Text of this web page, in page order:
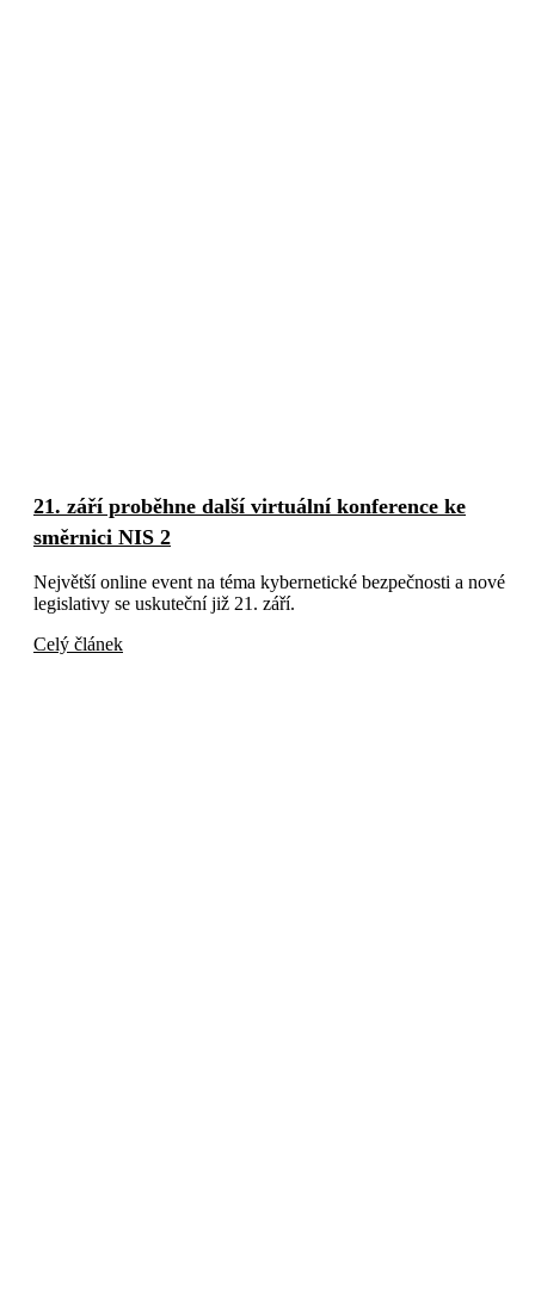
21. září proběhne další virtuální konference ke
směrnici NIS 2
Největší online event na téma kybernetické bezpečnosti a nové
legislativy se uskuteční již 21. září.
Celý článek